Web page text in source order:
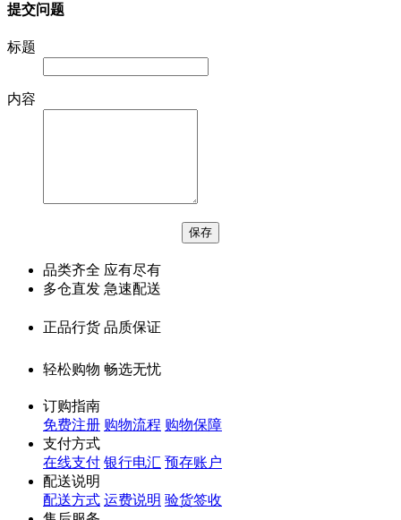
提交问题
标题
内容
品类齐全 应有尽有
多仓直发 急速配送
正品行货 品质保证
轻松购物 畅选无忧
订购指南
免费注册 购物流程 购物保障
支付方式
在线支付 银行电汇 预存账户
配送说明
配送方式 运费说明 验货签收